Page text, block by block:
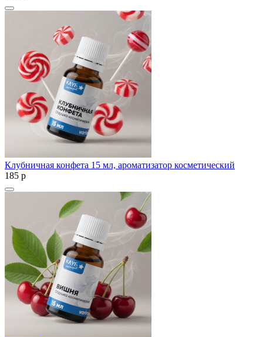
Клубничная конфета 15 мл, ароматизатор косметический
185 p